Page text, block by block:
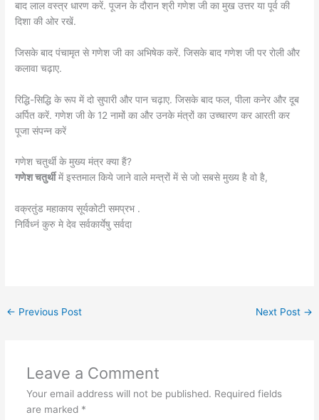
बाद लाल वस्त्र धारण करें. पूजन के दौरान श्री गणेश जी का मुख उत्तर या पूर्व की
दिशा की ओर रखें.
जिसके बाद पंचामृत से गणेश जी का अभिषेक करें. जिसके बाद गणेश जी पर रोली और
कलावा चढ़ाए.
रिद्धि-सिद्धि के रूप में दो सुपारी और पान चढ़ाए. जिसके बाद फल, पीला कनेर और दूब
अर्पित करें. गणेश जी के 12 नामों का और उनके मंत्रों का उच्चारण कर आरती कर
पूजा संपन्न करें
गणेश चतुर्थी के मुख्य मंत्र क्या हैं?
गणेश चतुर्थीमें इस्तमाल किये जाने वाले मन्त्रों में से जो सबसे मुख्य है वो है,
वक्रतुंड महाकाय सूर्यकोटी समप्रभ .
निर्विध्नं कुरु मे देव सर्वकार्येषु सर्वदा
← Previous Post Next Post →
Leave a Comment
Your email address will not be published. Required fields
are marked *